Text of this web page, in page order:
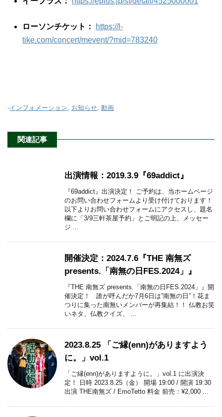
ローソンチケット：
https://l-
tike.com/concert/mevent/?mid=783240
-インフォメーション お知らせ 動画
関連記事
出演情報：2019.3.9『69addict』
『69addict』出演決定！ ご予約は、当ホームページ
のお問い合わせフォームより受け付けております！
以下よりお問い合わせフォームにアクセスし、題名
欄に「3/9三軒茶屋予約」とご明記の上、メッセー
ジ ...
開催決定：2024.7.6『THE 南無ズ
presents.「南無の日FES.2024」』
『THE 南無ズ presents.「南無の日FES.2024」』開
催決定！ 誰が呼んだか7月6日は”南無の日”！花ま
つりに集った南無いメンバーが再集結！！ 仏教お笑
いネタ、仏教クイズ、 ...
2023.8.25 「ご縁(enn)がありますよう
に。」vol.1
「ご縁(enn)がありますように。」vol.1 に出演決
定！ 日時 2023.8.25（金） 開場 19:00 / 開演 19:30
出演 THE南無ズ / EmoTetto 料金 前売：¥2,000 ...